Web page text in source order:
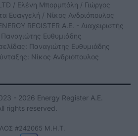
/ Ελένη Μπορμπόλη / Γιώργος
Ευαγγελή / Νίκος Ανδριόπουλος
REGISTER Α.Ε. - Διαχειριστής
Ευθυμιάδης
Παναγιώτης Ευθυμιάδης
Νίκος Ανδριόπουλος
- 2026 Energy Register Α.Ε.
rights reserved.
#242065 Μ.Η.Τ.